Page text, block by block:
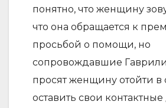
понятно, что женщину
что она обращается к
просьбой о помощи, но
сопровождавшие
просят женщину отойти в
оставить свои